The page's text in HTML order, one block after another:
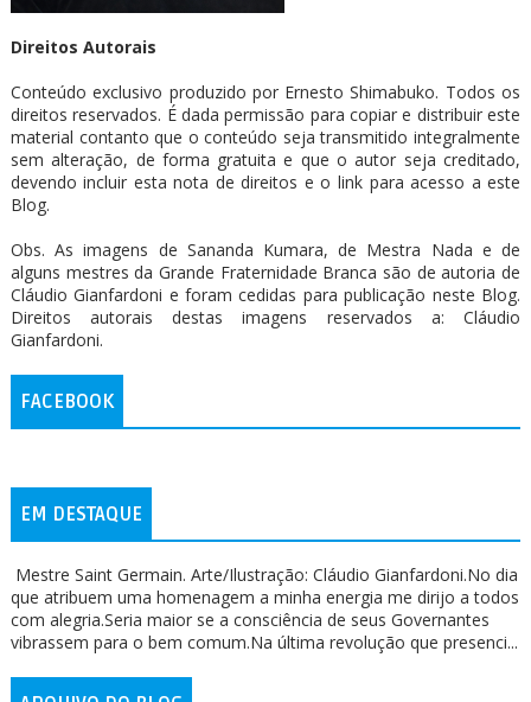
Direitos Autorais
Conteúdo exclusivo produzido por Ernesto Shimabuko. Todos os
direitos reservados. É dada permissão para copiar e distribuir este
material contanto que o conteúdo seja transmitido integralmente
sem alteração, de forma gratuita e que o autor seja creditado,
devendo incluir esta nota de direitos e o link para acesso a este
Blog.
Obs. As imagens de Sananda Kumara, de Mestra Nada e de
alguns mestres da Grande Fraternidade Branca são de autoria de
Cláudio Gianfardoni e foram cedidas para publicação neste Blog.
Direitos autorais destas imagens reservados a: Cláudio
Gianfardoni.
FACEBOOK
EM DESTAQUE
Mestre Saint Germain. Arte/Ilustração: Cláudio Gianfardoni.No dia
que atribuem uma homenagem a minha energia me dirijo a todos
com alegria.Seria maior se a consciência de seus Governantes
vibrassem para o bem comum.Na última revolução que presenci...